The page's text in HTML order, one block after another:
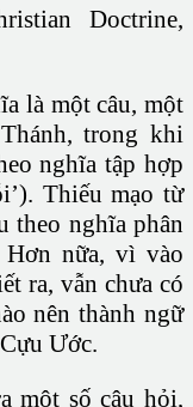
Doctrine,
là một câu, một
trong khi
nghĩa tập hợp
Thiếu mạo từ
theo nghĩa phân
Hơn nữa, vì vào
ra, vẫn chưa có
nên thành ngữ
Ước.
một số câu hỏi,